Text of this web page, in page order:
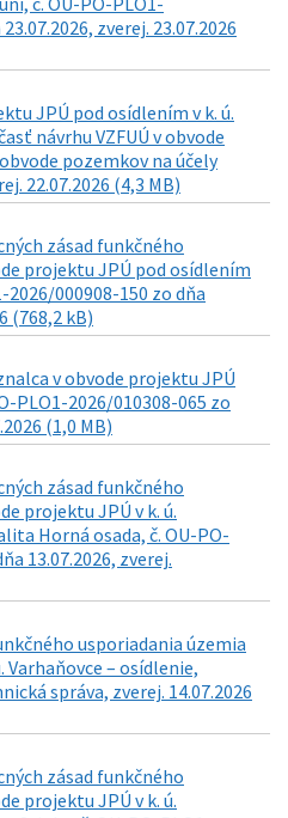
zverej. 23.07.2026
JPÚ pod osídlením v k. ú.
návrhu VZFUÚ v obvode
pozemkov na účely
22.07.2026 (4,3 MB)
zásad funkčného
projektu JPÚ pod osídlením
2026/000908-150 zo dňa
(768,2 kB)
v obvode projektu JPÚ
PLO1-2026/010308-065 zo
(1,0 MB)
zásad funkčného
projektu JPÚ v k. ú.
Horná osada, č. OU-PO-
13.07.2026, zverej.
usporiadania územia
Varhaňovce – osídlenie,
správa, zverej. 14.07.2026
zásad funkčného
projektu JPÚ v k. ú.